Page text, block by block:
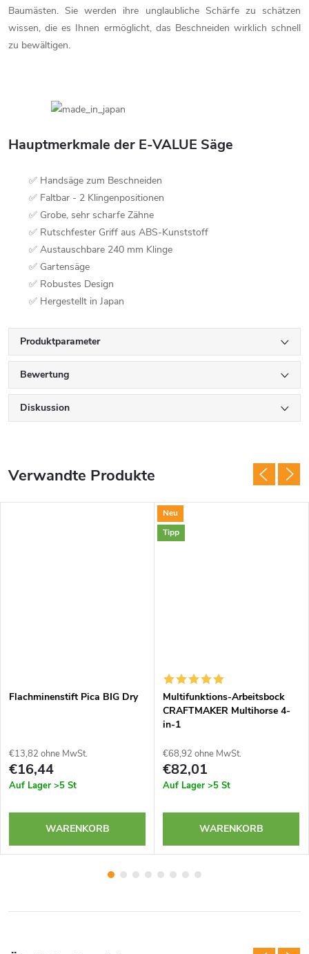
Baumästen. Sie werden ihre unglaubliche Schärfe zu schätzen
wissen, die es Ihnen ermöglicht, das Beschneiden wirklich schnell
zu bewältigen.
Hauptmerkmale der E-VALUE Säge
✅ Handsäge zum Beschneiden
✅ Faltbar - 2 Klingenpositionen
✅ Grobe, sehr scharfe Zähne
✅ Rutschfester Griff aus ABS-Kunststoff
✅ Austauschbare 240 mm Klinge
✅ Gartensäge
✅ Robustes Design
✅ Hergestellt in Japan
Produktparameter
Bewertung
Diskussion
Verwandte Produkte
Flachminenstift Pica BIG Dry
€13,82 ohne MwSt.
€16,44
Auf Lager >5 St
WARENKORB
Neu
Tipp
Multifunktions-Arbeitsbock
CRAFTMAKER Multihorse 4-
in-1
€68,92 ohne MwSt.
€82,01
Auf Lager >5 St
WARENKORB